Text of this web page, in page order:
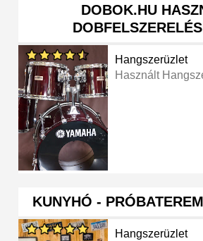
DOBOK.HU
Hangszerüzlet
Használt
KUNYHÓ -
Hangszerüzlet